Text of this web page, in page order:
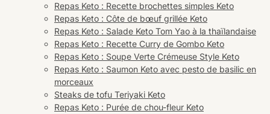
Repas Keto : Recette brochettes simples Keto
Repas Keto : Côte de bœuf grillée Keto
Repas Keto : Salade Keto Tom Yao à la thaïlandaise
Repas Keto : Recette Curry de Gombo Keto
Repas Keto : Soupe Verte Crémeuse Style Keto
Repas Keto : Saumon Keto avec pesto de basilic en
morceaux
Steaks de tofu Teriyaki Keto
Repas Keto : Purée de chou-fleur Keto